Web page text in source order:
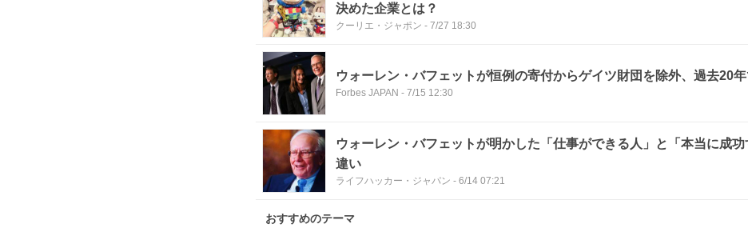
決めた企業とは？
クーリエ・ジャポン - 7/27 18:30
ウォーレン・バフェットが恒例の寄付からゲイツ財団を除外、過去20年
Forbes JAPAN - 7/15 12:30
ウォーレン・バフェットが明かした「仕事ができる人」と「本当に成
違い
ライフハッカー・ジャパン - 6/14 07:21
おすすめのテーマ